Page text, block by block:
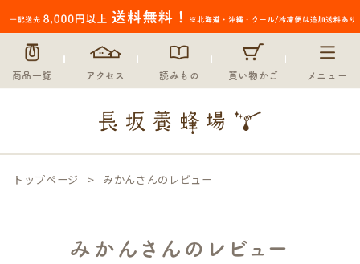
商品一覧 アクセス 読みもの 買い物かご メニュー
トップページ みかんさんのレビュー
みかんさんのレビュー